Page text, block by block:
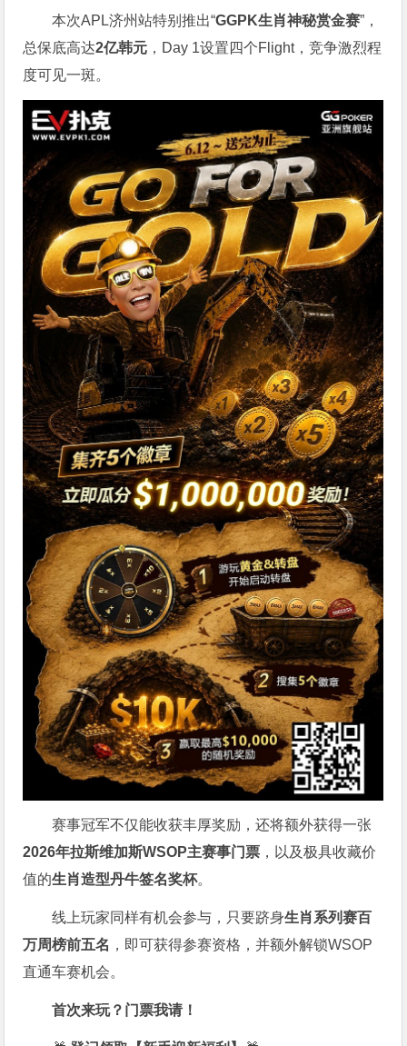
本次APL济州站特别推出“GGPK生肖神秘赏金赛”，
总保底高达2亿韩元 ，Day 1设置四个Flight，竞争激烈程
度可见一斑。
赛事冠军不仅能收获丰厚奖励，还将额外获得一张
2026年拉斯维加斯WSOP主赛事门票 ，以及极具收藏价
值的生肖造型丹牛签名奖杯。
线上玩家同样有机会参与，只要跻身生肖系列赛百
万周榜前五名 ，即可获得参赛资格，并额外解锁WSOP
直通车赛机会。
首次来玩？门票我请！